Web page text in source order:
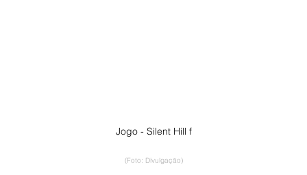
Jogo - Silent Hill f
(Foto: Divulgação)